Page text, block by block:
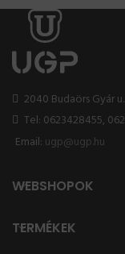
2040 Budaörs Gyár
Tel: 0623428455,
Email: ugp@ugp.hu
WEBSHOPOK
TERMÉKEK